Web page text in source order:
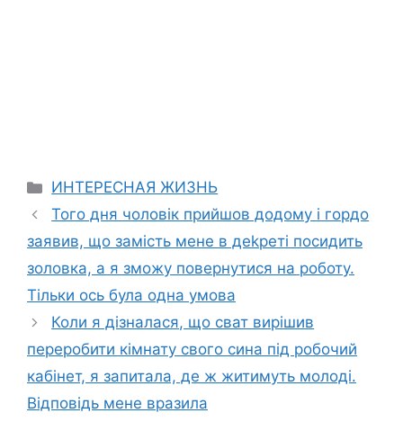
Categories
ИНТЕРЕСНАЯ ЖИЗНЬ
Того дня чоловік прийшов додому і гордо
заявив, що замість мене в деkреті посидить
золовка, а я зможу повернутися на роботу.
Тільки ось була одна умова
Коли я дізналася, що сват вирішив
переробити кімнату свого сина під робочий
кабінет, я запитала, де ж житимуть молоді.
Відповідь мене вразила